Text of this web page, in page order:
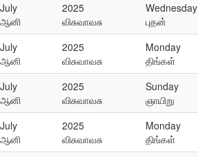
July
ஆனி
2025
விசுவாவசு
Wednesday
புதன்
July
ஆனி
2025
விசுவாவசு
Monday
திங்கள்
July
ஆனி
2025
விசுவாவசு
Sunday
ஞாயிறு
July
ஆனி
2025
விசுவாவசு
Monday
திங்கள்